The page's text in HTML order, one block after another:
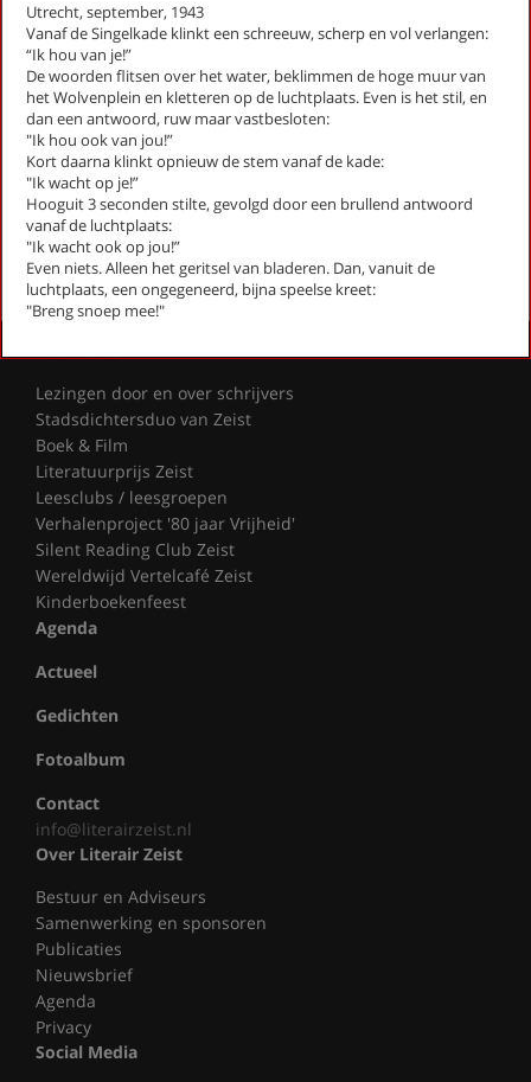
Nepvachtaaien (Stadsgedicht 38)
Nieuwjaar (stadsgedicht 45)
Ode aan Beukbergen (Stadsgedicht 46)
Over de grens val je van de wereld
Paviljoen Den Dolder (1) (Stadsgedicht 9)
Paviljoen Den Dolder (2) (Stadsgedicht 10)
Paviljoen Den Dolder (3) (Stadsgedicht 11)
Snoepkast in Zeist (Stadsgedicht 8)
«First‹Previous
1 2
Utrecht, september, 1943
Vanaf de Singelkade klinkt een schreeuw, scherp en vol verlangen:
“Ik hou van je!”
De woorden flitsen over het water, beklimmen de hoge muur van
het Wolvenplein en kletteren op de luchtplaats. Even is het stil, en
dan een antwoord, ruw maar vastbesloten:
"Ik hou ook van jou!”
Kort daarna klinkt opnieuw de stem vanaf de kade:
"Ik wacht op je!”
Hooguit 3 seconden stilte, gevolgd door een brullend antwoord
vanaf de luchtplaats:
"Ik wacht ook op jou!”
Even niets. Alleen het geritsel van bladeren. Dan, vanuit de
luchtplaats, een ongegeneerd, bijna speelse kreet:
"Breng snoep mee!"
Lezingen door en over schrijvers
Stadsdichtersduo van Zeist
Boek & Film
Literatuurprijs Zeist
Leesclubs / leesgroepen
Verhalenproject '80 jaar Vrijheid'
Silent Reading Club Zeist
Wereldwijd Vertelcafé Zeist
Kinderboekenfeest
Agenda
Actueel
Gedichten
Fotoalbum
Contact
info@literairzeist.nl
Over Literair Zeist
Bestuur en Adviseurs
Samenwerking en sponsoren
Publicaties
Nieuwsbrief
Agenda
Privacy
Social Media